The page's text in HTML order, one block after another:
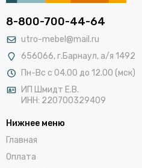
8-800-700-44-64
utro-mebel@mail.ru
656066, г.Барнаул, а/я 1492
Пн-Вс с 04.00 до 12.00 (мск)
ИП Шмидт Е.В.
ИНН: 220700329409
Нижнее меню
Главная
Оплата